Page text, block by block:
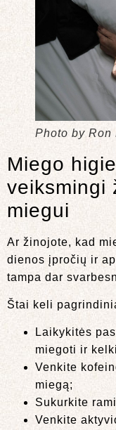
Photo by Ron
Miego
veiksmingi
miegui
Ar žinojote, kad
dienos įpročių ir
tampa dar
Štai keli
Laikykitės
miegoti ir
Venkite
miegą;
Sukurkite
Venkite